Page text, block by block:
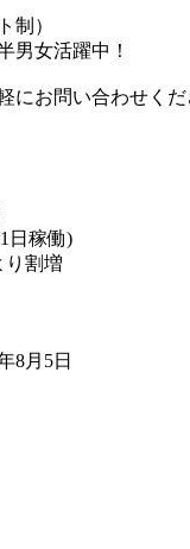
制）
男女活躍中！
にお問い合わせくだ
日稼働)
割増
8月5日